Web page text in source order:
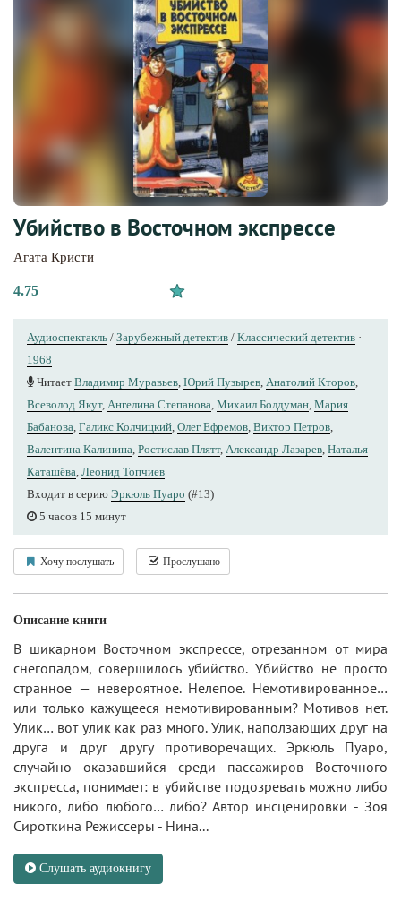
Убийство в Восточном экспрессе
Агата Кристи
4.75
Аудиоспектакль / Зарубежный детектив / Классический детектив ·
1968
Читает Владимир Муравьев, Юрий Пузырев, Анатолий Кторов,
Всеволод Якут, Ангелина Степанова, Михаил Болдуман, Мария
Бабанова, Галикс Колчицкий, Олег Ефремов, Виктор Петров,
Валентина Калинина, Ростислав Плятт, Александр Лазарев, Наталья
Каташёва, Леонид Топчиев
Входит в серию Эркюль Пуаро (#13)
5 часов 15 минут
Хочу послушать Прослушано
Описание книги
В шикарном Восточном экспрессе, отрезанном от мира
снегопадом, совершилось убийство. Убийство не просто
странное — невероятное. Нелепое. Немотивированное…
или только кажущееся немотивированным? Мотивов нет.
Улик… вот улик как раз много. Улик, наползающих друг на
друга и друг другу противоречащих. Эркюль Пуаро,
случайно оказавшийся среди пассажиров Восточного
экспресса, понимает: в убийстве подозревать можно либо
никого, либо любого… либо? Автор инсценировки - Зоя
Сироткина Режиссеры - Нина...
Слушать аудиокнигу